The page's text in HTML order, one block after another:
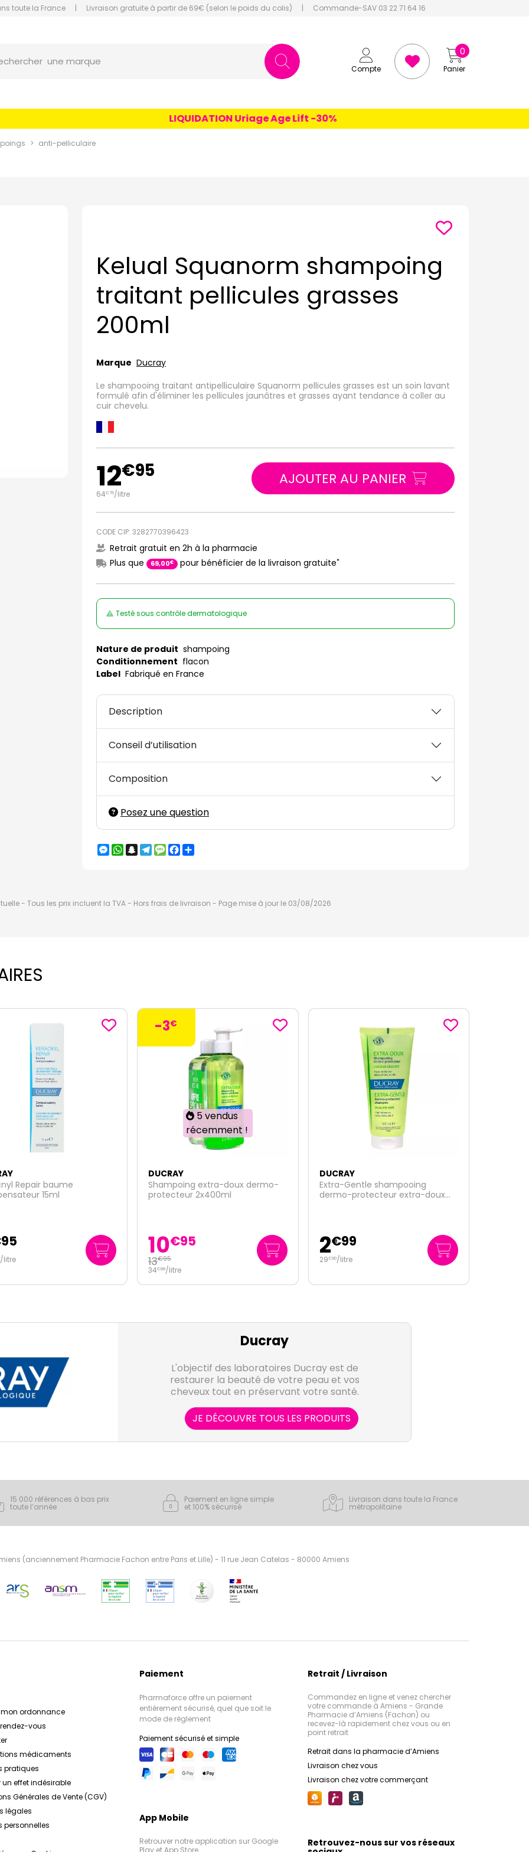
toute la France | Livraison gratuite à partir de 69€ (selon le poids du colis) | Commande-SAV 03 22 71 64 16
Compte Panier
0
LIQUIDATION Uriage Age Lift -30%
anti-pelliculaire
Kelual Squanorm shampoing
traitant pellicules grasses
200ml
Marque Ducray
Le shampooing traitant antipelliculaire Squanorm pellicules grasses est un soin lavant
formulé afin d'éliminer les pellicules jaunâtres et grasses ayant tendance à coller au
cuir chevelu.
12€95
64€75/litre
AJOUTER AU PANIER
CODE CIP: 3282770396423
Retrait gratuit en 2h à la pharmacie
Plus que
69,00€ pour bénéficier de la livraison gratuite*
Testé sous contrôle dermatologique
Nature de produit shampoing
Conditionnement flacon
Label Fabriqué en France
Description
Conseil d’utilisation
Composition
Posez une question
Messenger
WhatsApp
Snapchat
Telegram
MessageFacebook
- Tous les prix incluent la TVA - Hors frais de livraison - Page mise à jour le 03/08/2026
5 vendus
récemment !
extra-doux dermo-
2x400ml
95
DUCRAY
Extra-Gentle shampooing
dermo-protecteur extra-doux
2€99
29€90/litre
DUCRAY
Melascreen creme mains anti-
tâches SPF50+ 50ml
17€95
359€00/litre
Ducray
L'objectif des laboratoires Ducray est de
restaurer la beauté de votre peau et vos
cheveux tout en préservant votre santé.
JE DÉCOUVRE TOUS LES PRODUITS
15 000 références à bas prix
toute l’année
Paiement en ligne simple
et 100% sécurisé
Livraison dans toute la France
métropolitaine
(anciennement Pharmacie Fachon entre Paris et Lille) - 11 rue Jean Catelas - 80000 Amiens
mon ordonnance
vous
médicaments
pratiques
un effet indésirable
Générales de Vente (CGV)
légales
personnelles
Paiement
Pharmaforce offre un paiement
entièrement sécurisé, quel que soit le
mode de règlement
Paiement sécurisé et simple
App Mobile
Retrouver notre application sur Google
Play et App Store
Retrait / Livraison
Commandez en ligne et venez chercher
votre commande à Amiens - Grande
Pharmacie d’Amiens (Fachon) ou
recevez-là rapidement chez vous ou en
point retrait
Retrait dans la pharmacie d’Amiens
Livraison chez vous
Livraison chez votre commerçant
Retrouvez-nous sur vos réseaux